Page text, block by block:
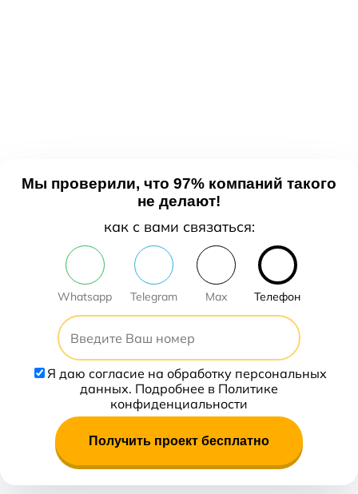
Мы проверили, что 97% компаний такого
не делают!
как с вами связаться:
Whatsapp Telegram Max Телефон
Я даюсогласие на обработку персональных
данных. Подробнее в Политике
конфиденциальности
Получить проект бесплатно